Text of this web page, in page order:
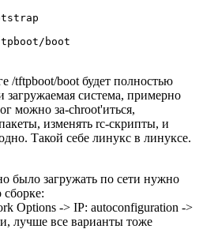
boot
/tftpboot/boot будет полностью
загружаемая система, примерно
можно за-chroot'иться,
изменять rc-cкрипты, и
Такой себе линукс в линуксе.
было загружать по сети нужно
сборке:
Options -> IP: autoconfiguration ->
лучше все варианты тоже